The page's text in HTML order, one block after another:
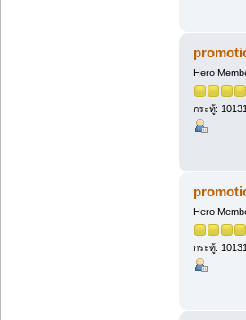
Hero
กระทู้: 10131
Hero
กระทู้: 10131